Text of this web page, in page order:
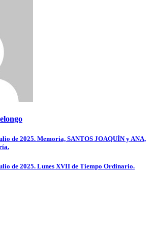
de 2025. Memoria, SANTOS JOAQUÍN y ANA,
de 2025. Lunes XVII de Tiempo Ordinario.